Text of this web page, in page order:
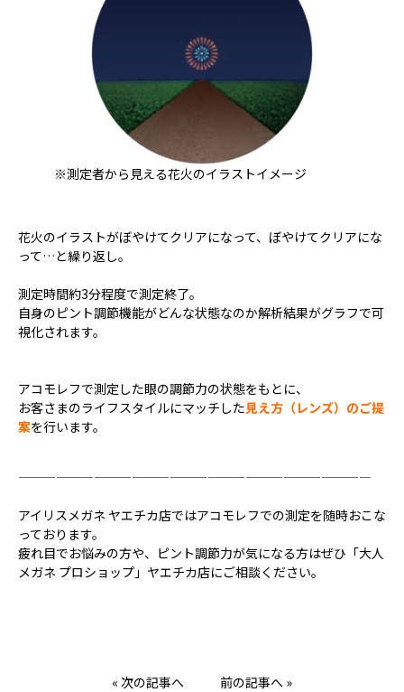
※測定者から見える花火のイラストイメージ
花火のイラストがぼやけてクリアになって、ぼやけてクリアにな
って…と繰り返し。
測定時間約3分程度で測定終了。
自身のピント調節機能がどんな状態なのか解析結果がグラフで可
視化されます。
アコモレフで測定した眼の調節力の状態をもとに、
お客さまのライフスタイルにマッチした見え方（レンズ）のご提
案を行います。
————————————————————————————
アイリスメガネ ヤエチカ店ではアコモレフでの測定を随時おこな
っております。
疲れ目でお悩みの方や、ピント調節力が気になる方はぜひ「大人
メガネ プロショップ」ヤエチカ店にご相談ください。
« 次の記事へ 前の記事へ »